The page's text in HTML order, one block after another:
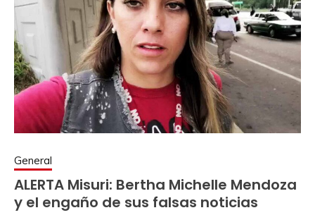
General
ALERTA Misuri: Bertha Michelle Mendoza
y el engaño de sus falsas noticias